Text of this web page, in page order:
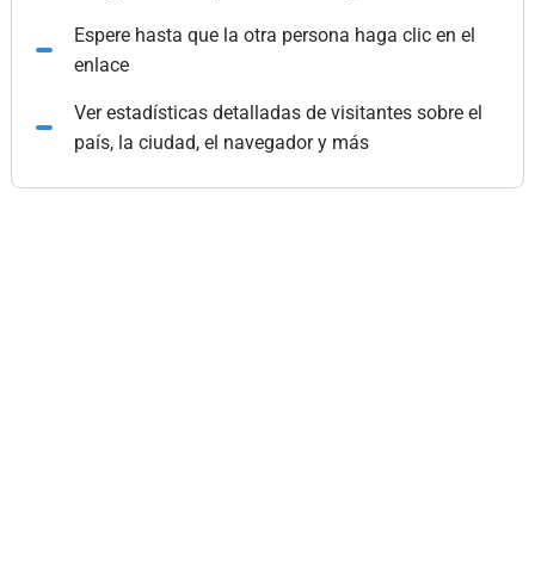
Espere hasta que la otra persona haga clic en el
enlace
Ver estadísticas detalladas de visitantes sobre el
país, la ciudad, el navegador y más